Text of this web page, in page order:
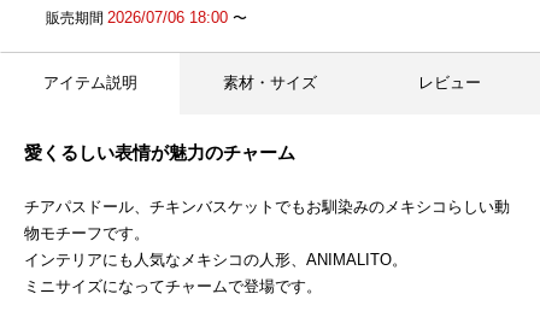
販売期間 2026/07/06 18:00〜
アイテム説明 素材・サイズ レビュー
愛くるしい表情が魅力のチャーム
チアパスドール、チキンバスケットでもお馴染みのメキシコらしい動
物モチーフです。
インテリアにも人気なメキシコの人形、ANIMALITO。
ミニサイズになってチャームで登場です。